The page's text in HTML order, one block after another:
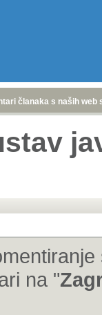
članaka s naših web
na "